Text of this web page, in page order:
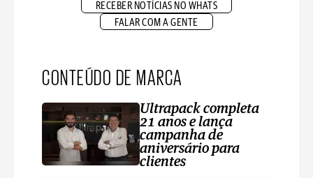
RECEBER NOTÍCIAS NO WHATS
FALAR COM A GENTE
CONTEÚDO DE MARCA
Ultrapack completa
21 anos e lança
campanha de
aniversário para
clientes